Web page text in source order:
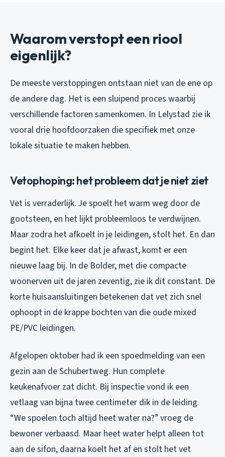
Waarom verstopt een riool
eigenlijk?
De meeste verstoppingen ontstaan niet van de ene op
de andere dag. Het is een sluipend proces waarbij
verschillende factoren samenkomen. In Lelystad zie ik
vooral drie hoofdoorzaken die specifiek met onze
lokale situatie te maken hebben.
Vetophoping: het probleem dat je niet ziet
Vet is verraderlijk. Je spoelt het warm weg door de
gootsteen, en het lijkt probleemloos te verdwijnen.
Maar zodra het afkoelt in je leidingen, stolt het. En dan
begint het. Elke keer dat je afwast, komt er een
nieuwe laag bij. In de Bolder, met die compacte
woonerven uit de jaren zeventig, zie ik dit constant. De
korte huisaansluitingen betekenen dat vet zich snel
ophoopt in de krappe bochten van die oude mixed
PE/PVC leidingen.
Afgelopen oktober had ik een spoedmelding van een
gezin aan de Schubertweg. Hun complete
keukenafvoer zat dicht. Bij inspectie vond ik een
vetlaag van bijna twee centimeter dik in de leiding.
“We spoelen toch altijd heet water na?” vroeg de
bewoner verbaasd. Maar heet water helpt alleen tot
aan de sifon, daarna koelt het af en stolt het vet